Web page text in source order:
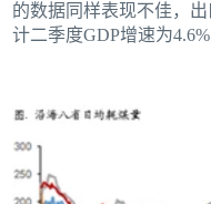
的数据同样表现不佳，
计二季度GDP增速为